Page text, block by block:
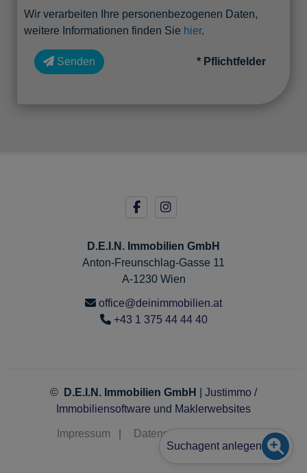
Wir verarbeiten Ihre personenbezogenen Daten,
weitere Informationen finden Sie hier.
Senden * Pflichtfelder
D.E.I.N. Immobilien GmbH
Anton-Freunschlag-Gasse 11
A-1230 Wien
office@deinimmobilien.at
+43 1 375 44 44 40
© D.E.I.N. Immobilien GmbH
Justimmo /
Immobiliensoftware und Maklerwebsites
Impressum Datenschutz
Suchagent anlegen